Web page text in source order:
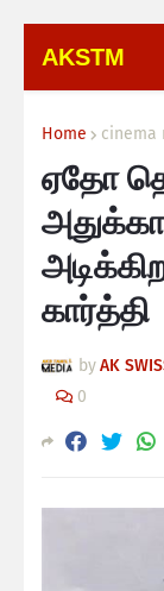
AKSTM
Home cinema
ஏதோ
கார்த்தி
byAK
0